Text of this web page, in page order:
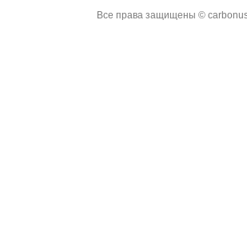
Все права защищены ©